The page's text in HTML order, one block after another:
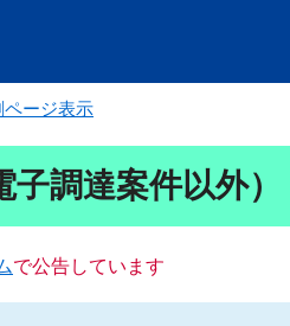
ページ表示
調達案件以外）
で公告しています